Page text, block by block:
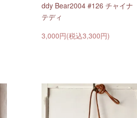
ddy Bear2004 #126 チャイナ
テディ
3,000円(税込3,300円)